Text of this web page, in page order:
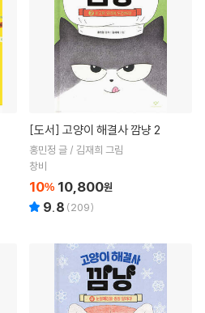
[도서] 고양이 해결사 깜냥 2
홍민정 글 / 김재희 그림
창비
10% 10,800원
9.8 (209)